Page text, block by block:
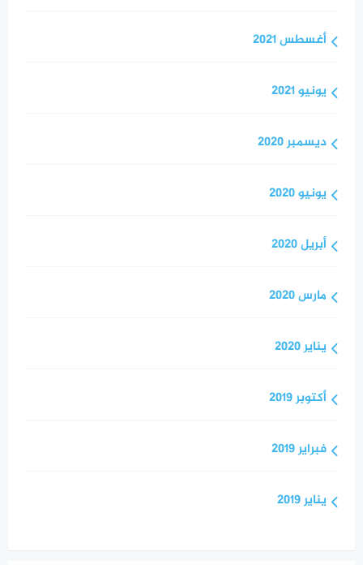
أغسطس 2021
يونيو 2021
ديسمبر 2020
يونيو 2020
أبريل 2020
مارس 2020
يناير 2020
أكتوبر 2019
فبراير 2019
يناير 2019